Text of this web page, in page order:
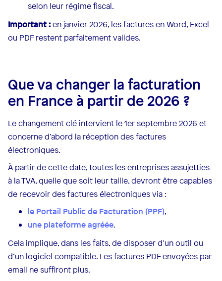
selon leur régime fiscal.
Important :en janvier 2026, les factures en Word, Excel
ou PDF restent parfaitement valides.
Que va changer la facturation
en France à partir de 2026 ?
Le changement clé intervient le 1er septembre 2026 et
concerne d’abord la réception des factures
électroniques.
À partir de cette date, toutes les entreprises assujetties
à la TVA, quelle que soit leur taille, devront être capables
de recevoir des factures électroniques via :
le Portail Public de Facturation (PPF),
une plateforme agréée.
Cela implique, dans les faits, de disposer d’un outil ou
d’un logiciel compatible. Les factures PDF envoyées par
email ne suffiront plus.